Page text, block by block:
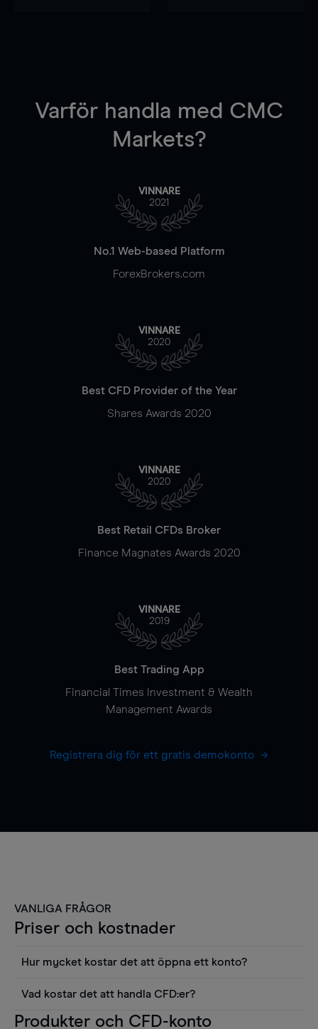
Varför handla med CMC
Markets?
VINNARE
2021
No.1 Web-based Platform
ForexBrokers.com
VINNARE
2020
Best CFD Provider of the Year
Shares Awards 2020
VINNARE
2020
Best Retail CFDs Broker
Finance Magnates Awards 2020
VINNARE
2019
Best Trading App
Financial Times Investment & Wealth
Management Awards
Registrera dig för ett gratis demokonto
VANLIGA FRÅGOR
Priser och kostnader
Hur mycket kostar det att öppna ett konto?
använda sådana verktyg som diagram, Reuters
Vad kostar det att handla CFD:er?
Det är en rad kostnader att tänka på när man
Produkter och CFD-konto